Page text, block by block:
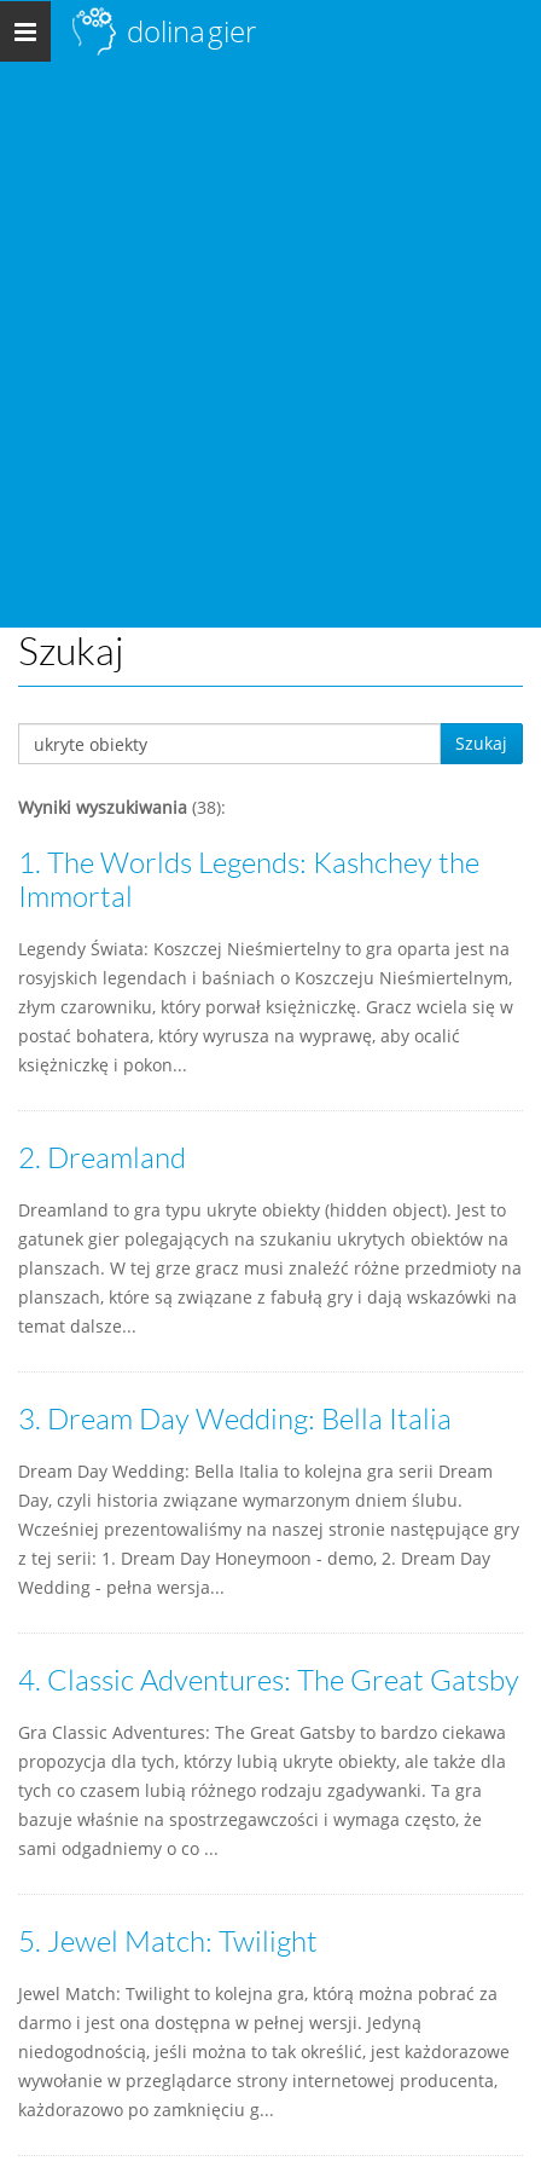
Menu
główne
dolinagier
Szukaj
Szukaj
Wyniki wyszukiwania (38):
1. The Worlds Legends: Kashchey the
Immortal
Legendy Świata: Koszczej Nieśmiertelny to gra oparta jest na
rosyjskich legendach i baśniach o Koszczeju Nieśmiertelnym,
złym czarowniku, który porwał księżniczkę. Gracz wciela się w
postać bohatera, który wyrusza na wyprawę, aby ocalić
księżniczkę i pokon...
2. Dreamland
Dreamland to gra typu ukryte obiekty (hidden object). Jest to
gatunek gier polegających na szukaniu ukrytych obiektów na
planszach. W tej grze gracz musi znaleźć różne przedmioty na
planszach, które są związane z fabułą gry i dają wskazówki na
temat dalsze...
3. Dream Day Wedding: Bella Italia
Dream Day Wedding: Bella Italia to kolejna gra serii Dream
Day, czyli historia związane wymarzonym dniem ślubu.
Wcześniej prezentowaliśmy na naszej stronie następujące gry
z tej serii: 1. Dream Day Honeymoon - demo, 2. Dream Day
Wedding - pełna wersja...
4. Classic Adventures: The Great Gatsby
Gra Classic Adventures: The Great Gatsby to bardzo ciekawa
propozycja dla tych, którzy lubią ukryte obiekty, ale także dla
tych co czasem lubią różnego rodzaju zgadywanki. Ta gra
bazuje właśnie na spostrzegawczości i wymaga często, że
sami odgadniemy o co ...
5. Jewel Match: Twilight
Jewel Match: Twilight to kolejna gra, którą można pobrać za
darmo i jest ona dostępna w pełnej wersji. Jedyną
niedogodnością, jeśli można to tak określić, jest każdorazowe
wywołanie w przeglądarce strony internetowej producenta,
każdorazowo po zamknięciu g...